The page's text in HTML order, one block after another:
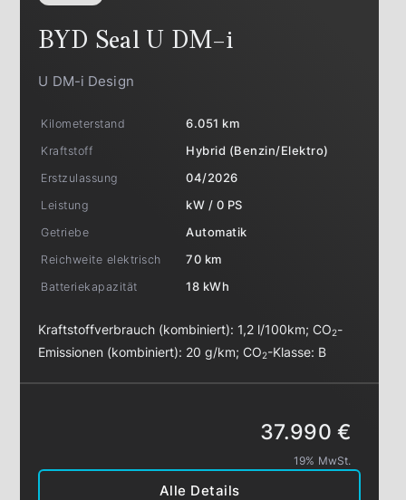
BYD Seal U DM-i
U DM-i Design
Kilometerstand
6.051 km
Kraftstoff
Hybrid (Benzin/Elektro)
Erstzulassung
04/2026
Leistung
kW / 0 PS
Getriebe
Automatik
Reichweite elektrisch
70 km
Batteriekapazität
18 kWh
Kraftstoffverbrauch (kombiniert): 1,2 l/100km;CO2-
Emissionen (kombiniert): 20 g/km;CO2-Klasse: B
Alle Details
37.990 €
19% MwSt.